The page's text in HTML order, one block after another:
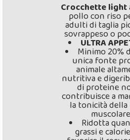
Crocchette light
pollo con riso
adulti di taglia
sovrappeso o
ULTRA
Minimo 20%
unica fonte
animale
nutritiva e
di proteine
contribuisce a
la tonicità della
muscolare
Ridotta
grassi e